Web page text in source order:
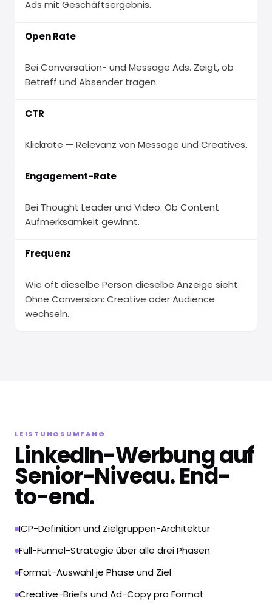
Ads mit Geschäftsergebnis.
Open Rate
Bei Conversation- und Message Ads. Zeigt, ob
Betreff und Absender tragen.
CTR
Klickrate — Relevanz von Message und Creatives.
Engagement-Rate
Bei Thought Leader und Video. Ob Content
Aufmerksamkeit gewinnt.
Frequenz
Wie oft dieselbe Person dieselbe Anzeige sieht.
Ohne Conversion: Creative oder Audience
wechseln.
LEISTUNGSUMFANG
LinkedIn-Werbung auf
Senior-Niveau. End-
to-end.
ICP-Definition und Zielgruppen-Architektur
Full-Funnel-Strategie über alle drei Phasen
Format-Auswahl je Phase und Ziel
Creative-Briefs und Ad-Copy pro Format